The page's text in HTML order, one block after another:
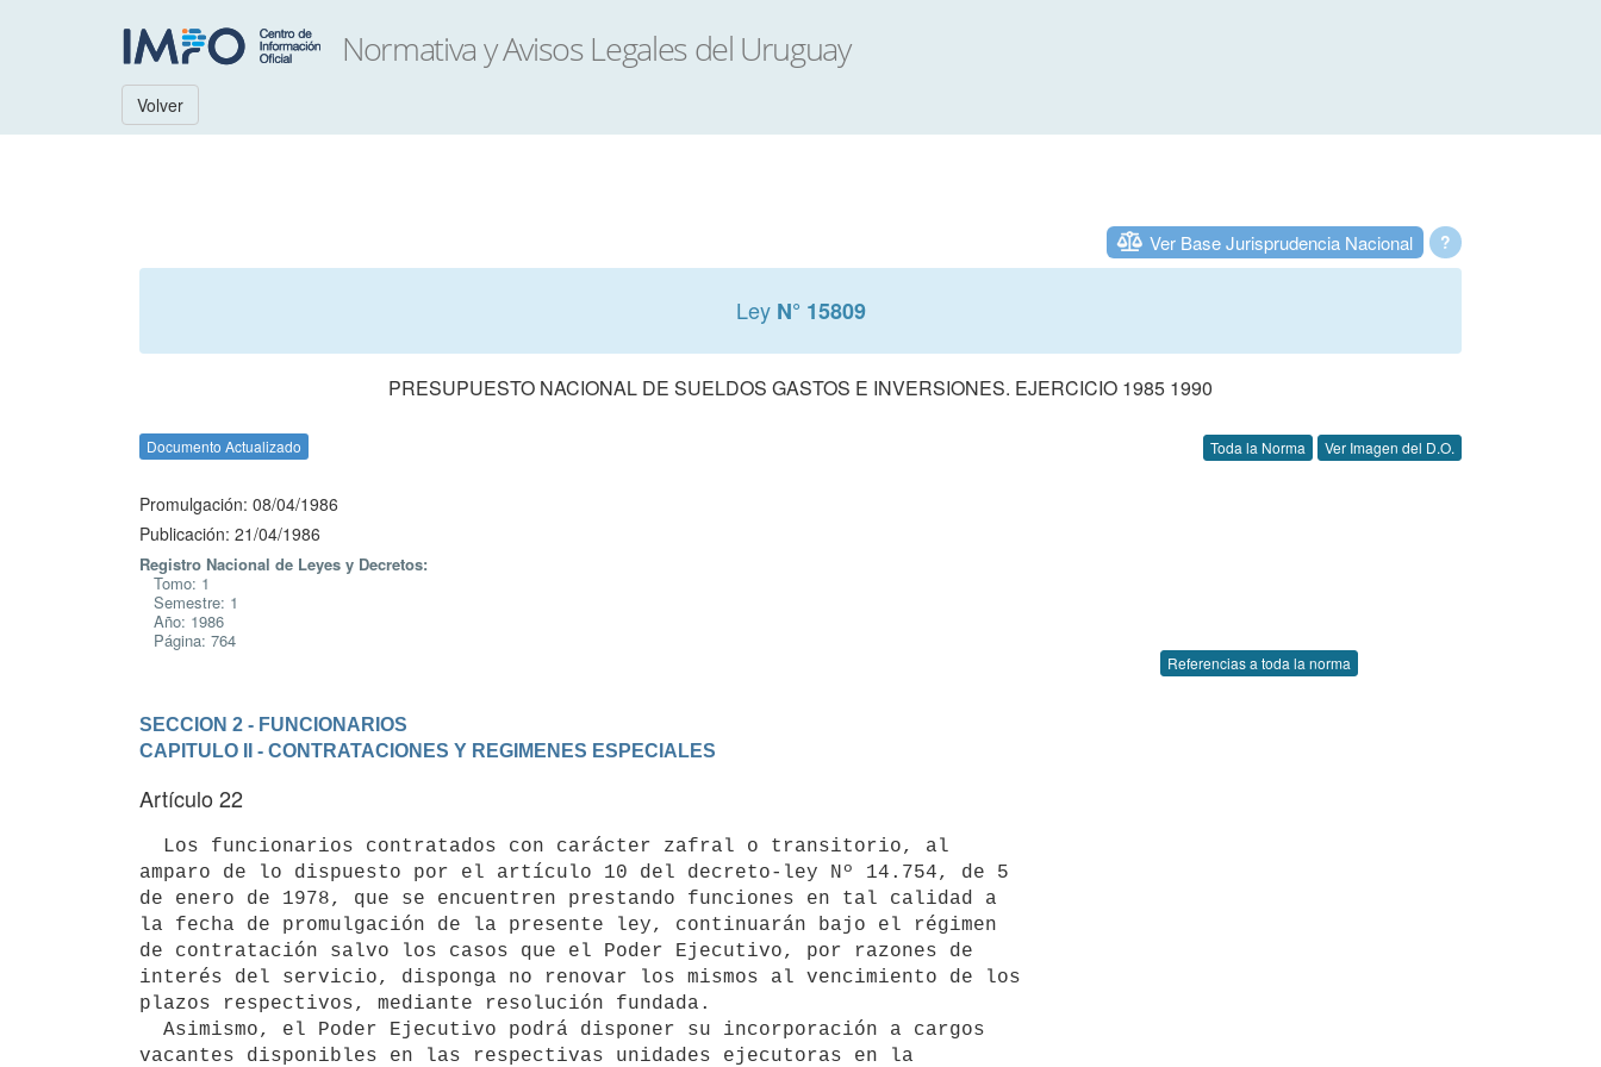
Volver
?
Ver Base Jurisprudencia Nacional
Ley N° 15809
PRESUPUESTO NACIONAL DE SUELDOS GASTOS E INVERSIONES. EJERCICIO 1985 1990
Documento Actualizado Toda la Norma Ver Imagen del D.O.
Promulgación: 08/04/1986
Publicación: 21/04/1986
Registro Nacional de Leyes y Decretos:
Tomo: 1
Semestre: 1
Año: 1986
Página: 764
Referencias a toda la norma
SECCION 2 - FUNCIONARIOS
CAPITULO II - CONTRATACIONES Y REGIMENES ESPECIALES
Artículo 22
amparo de lo dispuesto por el artículo 10 del decreto-ley Nº 14.754, de 5
de enero de 1978, que se encuentren prestando funciones en tal calidad a
la fecha de promulgación de la presente ley, continuarán bajo el régimen
de contratación salvo los casos que el Poder Ejecutivo, por razones de
interés del servicio, disponga no renovar los mismos al vencimiento de los
plazos respectivos, mediante resolución fundada.
vacantes disponibles en las respectivas unidades ejecutoras en la